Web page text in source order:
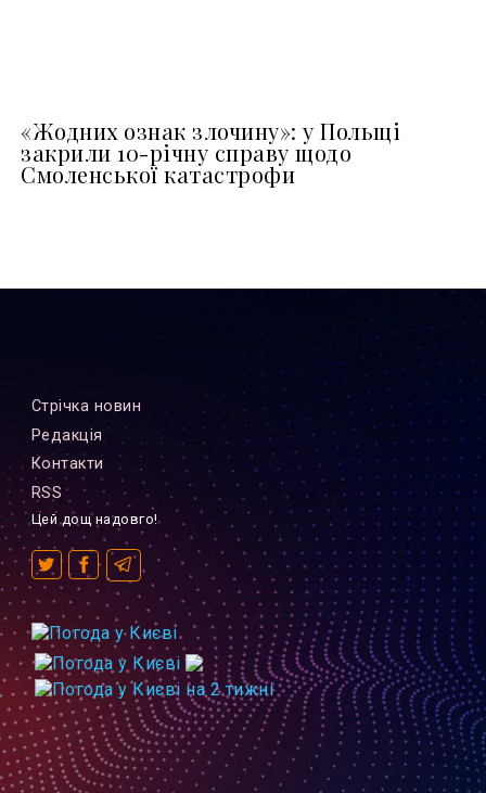
«Жодних ознак злочину»: у Польщі
закрили 10-річну справу щодо
Смоленської катастрофи
Стрiчка новин
Редакцiя
Контакти
RSS
Цей дощ надовго!